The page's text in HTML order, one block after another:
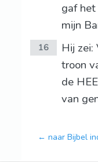
gaf het
mijn
16
Hij zei:
troon
de
van
← naar Bijbel